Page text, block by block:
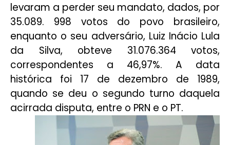
levaram a perder seu mandato, dados, por
35.089. 998 votos do povo brasileiro,
enquanto o seu adversário, Luiz Inácio Lula
da Silva, obteve 31.076.364 votos,
correspondentes a 46,97%. A data
histórica foi 17 de dezembro de 1989,
quando se deu o segundo turno daquela
acirrada disputa, entre o PRN e o PT.